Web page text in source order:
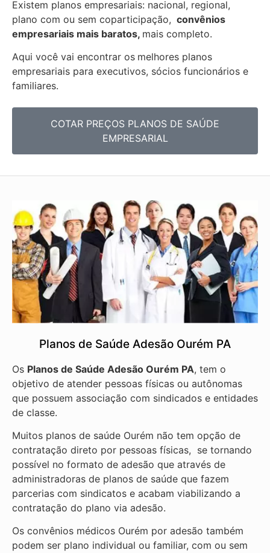
Existem planos empresariais: nacional, regional,
plano com ou sem coparticipação, convênios
empresariais mais baratos, mais completo.
Aqui você vai encontrar os melhores planos
empresariais para executivos, sócios funcionários e
familiares.
COTAR PREÇOS PLANOS DE SAÚDE
EMPRESARIAL
Planos de Saúde Adesão Ourém PA
Os Planos de Saúde Adesão Ourém PA, tem o
objetivo de atender pessoas físicas ou autônomas
que possuem associação com sindicados e entidades
de classe.
Muitos planos de saúde Ourém não tem opção de
contratação direto por pessoas físicas, se tornando
possível no formato de adesão que através de
administradoras de planos de saúde que fazem
parcerias com sindicatos e acabam viabilizando a
contratação do plano via adesão.
Os convênios médicos Ourém por adesão também
podem ser plano individual ou familiar, com ou sem